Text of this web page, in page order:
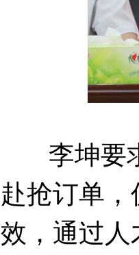
李坤要求
赴抢订单，
效，通过